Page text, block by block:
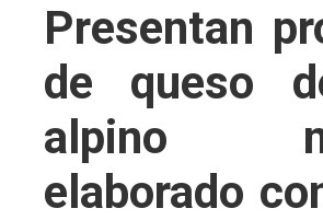
Presentan
de queso
alpino
elaborado